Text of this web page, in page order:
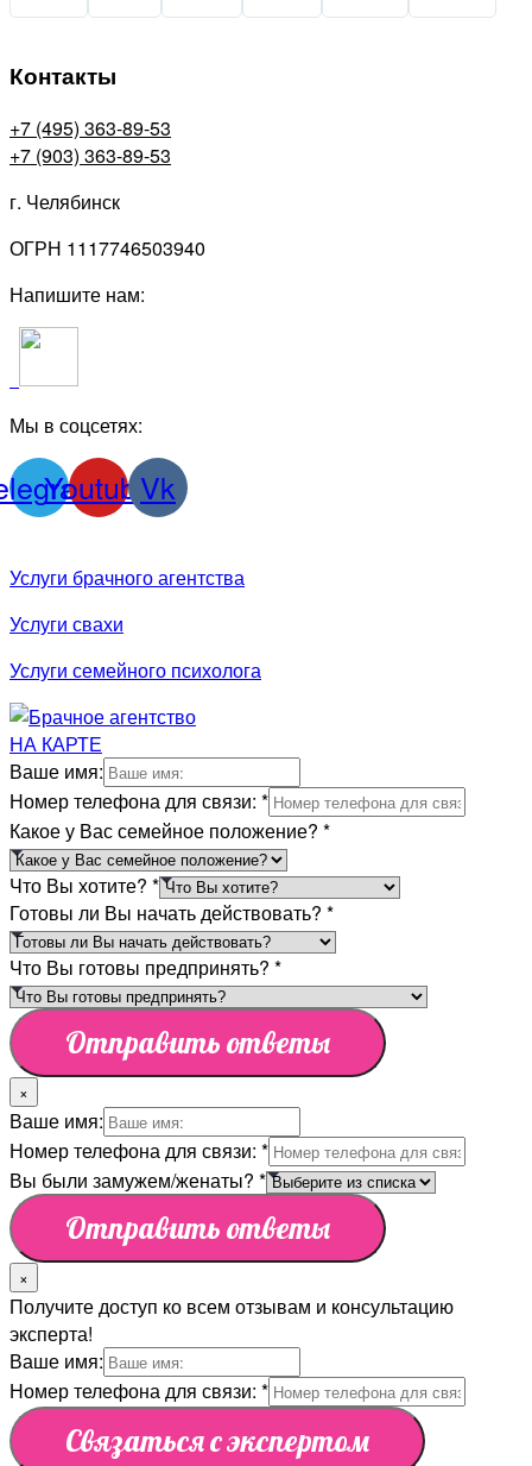
Контакты
+7 (495) 363-89-53
+7 (903) 363-89-53
г. Челябинск
ОГРН 1117746503940
Напишите нам:
Мы в соцсетях:
YoutubeVk
Услуги брачного агентства
Услуги свахи
Услуги семейного психолога
НА КАРТЕ
Ваше имя:
Номер телефона для связи: *
Какое у Вас семейное положение? *
Что Вы хотите? *
Готовы ли Вы начать действовать? *
Что Вы готовы предпринять? *
Отправить ответы
×
Ваше имя:
Номер телефона для связи: *
Вы были замужем/женаты? *
Отправить ответы
×
Получите доступ ко всем отзывам и консультацию
эксперта!
Ваше имя:
Номер телефона для связи: *
Связаться с экспертом